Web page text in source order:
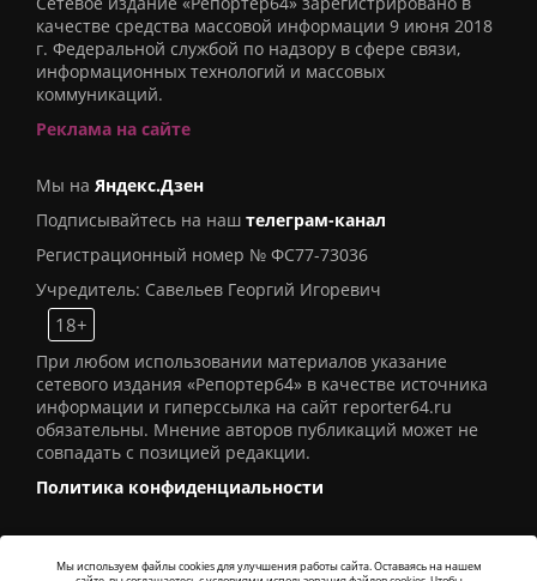
качестве средства массовой информации 9 июня 2018
г. Федеральной службой по надзору в сфере связи,
информационных технологий и массовых
коммуникаций.
Реклама на сайте
Мы на Яндекс.Дзен
Подписывайтесь на наш телеграм-канал
Регистрационный номер № ФС77-73036
Учредитель: Савельев Георгий Игоревич
18+
При любом использовании материалов указание
сетевого издания «Репортер64» в качестве источника
информации и гиперссылка на сайт reporter64.ru
обязательны. Мнение авторов публикаций может не
совпадать с позицией редакции.
Политика конфиденциальности
Мы используем файлы cookies для улучшения работы сайта. Оставаясь на нашем